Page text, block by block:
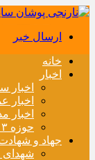
ارسال خبر
خانه
اخبار
اخبار
اخبار
اخبار
حوزه ۵۰۳ امام حسن مجتبی(ع) گروه سایپا
جهاد و
شهدای